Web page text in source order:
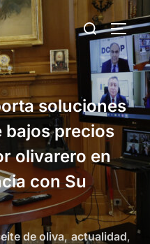
Buscar:
soluciones
bajos precios
olivarero en
con Su
de oliva,actualidad,